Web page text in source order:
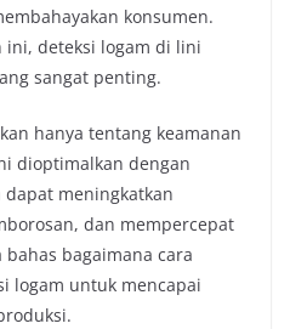
konsumen.
ini, deteksi logam di lini
sangat penting.
hanya tentang keamanan
dioptimalkan dengan
meningkatkan
dan mempercepat
bagaimana cara
logam untuk mencapai